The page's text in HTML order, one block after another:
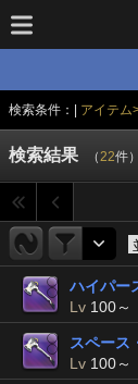
検索条件：| アイテム
検索結果 （22件）
ハイパー
Lv 100～
スペース
Lv 100～